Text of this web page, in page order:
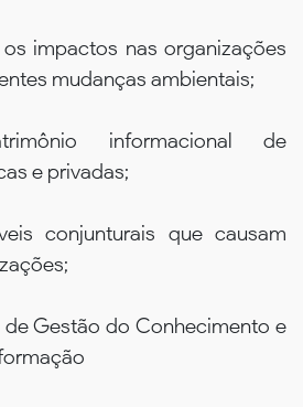
impactos nas organizações
mudanças ambientais;
informacional de
e privadas;
conjunturais que causam
de Gestão do Conhecimento e